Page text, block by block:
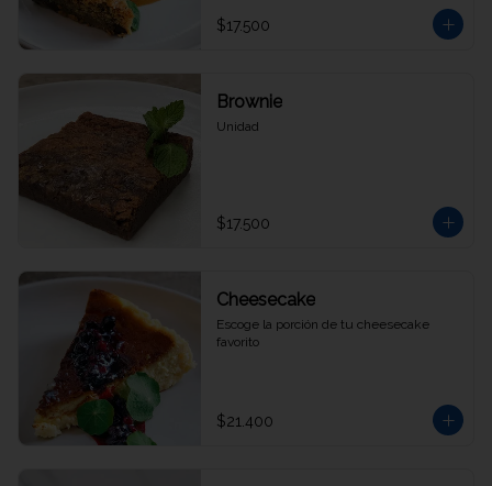
$17.500
Brownie
Unidad
$17.500
Cheesecake
Escoge la porción de tu cheesecake
favorito
$21.400